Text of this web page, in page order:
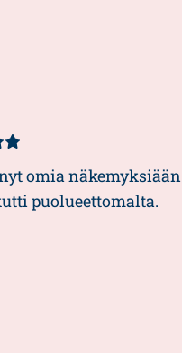
omia näkemyksiään
puolueettomalta.